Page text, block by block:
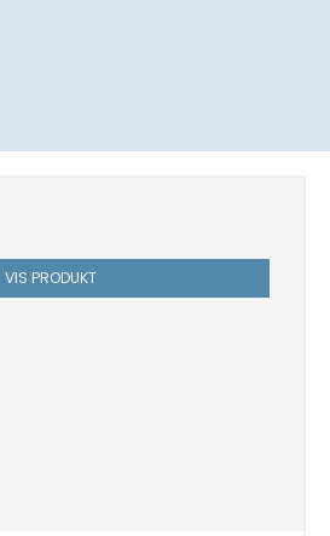
VIS PRODUKT